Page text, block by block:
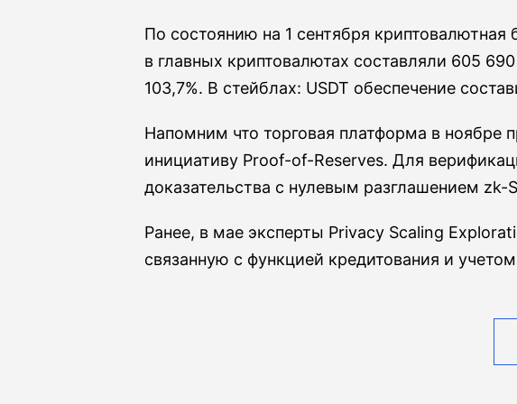
По состоянию на 1 сентября
в главных криптовалютах составляли 605
103,7%. В стейблах: USDT обеспечение
Напомним что торговая платформа в ноябре
инициативу Proof-of-Reserves. Для
доказательства с нулевым разглашением zk-
Ранее, в мае эксперты Privacy Scaling
связанную с функцией кредитования и